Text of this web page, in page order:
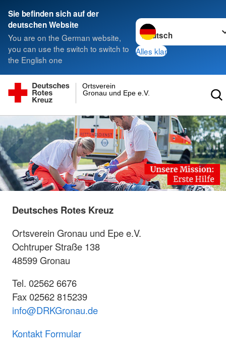
Sie befinden sich auf der
deutschen Website
You are on the German website,
you can use the switch to switch to
the English one
Sprache wechseln zu
Alles klar
Gronau und Epe e.V.
Ortsverein
Deutsches Rotes Kreuz
Ortsverein Gronau und Epe e.V.
Ochtruper Straße 138
48599 Gronau
Tel. 02562 6676
Fax 02562 815239
info@DRKGronau.de
Kontakt Formular